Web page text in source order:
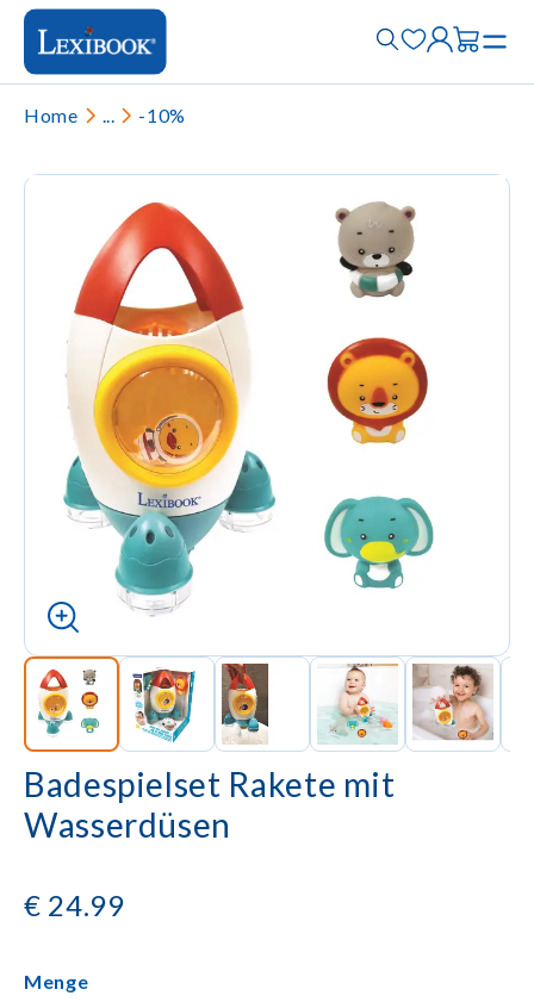
Home ... -10%
Badespielset Rakete mit
Wasserdüsen
€ 24.99
Menge